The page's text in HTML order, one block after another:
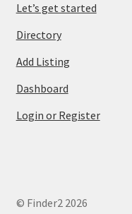
Let’s get started
Directory
Add Listing
Dashboard
Login or Register
© Finder2 2026